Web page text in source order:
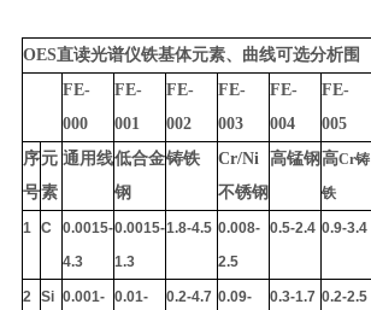
OES直读光谱仪铁基体元素、曲线可选分析围
FE-
000
FE-
001
FE-
002
FE-
003
FE-
004
FE-
005
序
号
元
素
通用线低合金
钢
铸铁
Cr/Ni
不锈钢
高锰钢高Cr铸
铁
1 C
0.0015-
4.3
0.0015-
1.3
1.8-4.5 0.008-
2.5
0.5-2.4 0.9-3.4
2 Si 0.001- 0.01-
0.2-4.7 0.09-
0.3-1.7 0.2-2.5